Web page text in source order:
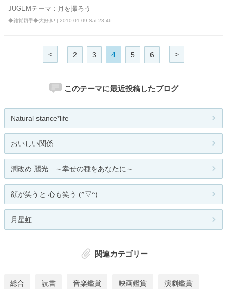
JUGEMテーマ：月を撮ろう
◆雑貨切手◆大好き! | 2010.01.09 Sat 23:46
< 2 3 4 5 6 >
このテーマに最近投稿したブログ
Natural stance*life
おいしい関係
潤改め 麗光 ～幸せの種をあなたに～
顔が笑うと 心も笑う (^▽^)
月星虹
関連カテゴリー
総合 読書 音楽鑑賞 映画鑑賞 演劇鑑賞